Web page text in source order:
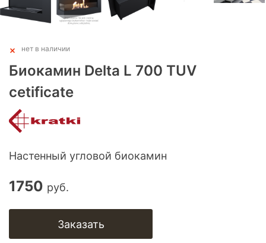
нет в наличии
Биокамин Delta L 700 TUV
cetificate
Настенный угловой биокамин
1750 руб.
Заказать